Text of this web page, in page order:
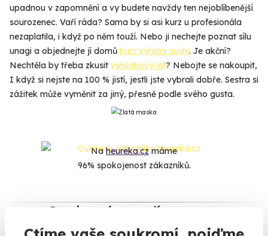
upadnou v zapomnění a vy budete navždy ten nejoblíbenější
sourozenec. Vaří ráda? Sama by si asi kurz u profesionála
nezaplatila, i když po něm touží. Nebo ji nechejte poznat sílu
unagi a objednejte jí domů kurz výroby sushi. Je akční?
Nechtěla by třeba zkusit vyhlídkový let? Nebojte se nakoupit,
I když si nejste na 100 % jistí, jestli jste vybrali dobře. Sestra si
zážitek může vyměnit za jiný, přesně podle svého gusta.
Naheureka.czmáme
96% spokojenost zákazníků.
Co si o nás myslí